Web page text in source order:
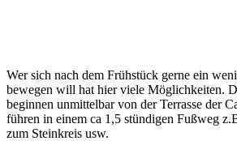
Wer sich nach dem Frühstück gerne ein
bewegen will hat hier viele Möglichkeiten.
beginnen unmittelbar von der Terrasse der
führen in einem ca 1,5 stündigen Fußweg
zum Steinkreis usw.